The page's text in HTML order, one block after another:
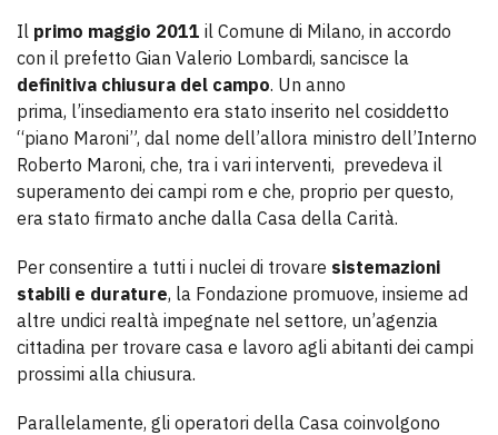
Il primo maggio 2011 il Comune di Milano, in accordo
con il prefetto Gian Valerio Lombardi, sancisce la
definitiva chiusura del campo. Un anno
prima, l’insediamento era stato inserito nel cosiddetto
“piano Maroni”, dal nome dell’allora ministro dell’Interno
Roberto Maroni, che, tra i vari interventi, prevedeva il
superamento dei campi rom e che, proprio per questo,
era stato firmato anche dalla Casa della Carità.
Per consentire a tutti i nuclei di trovare sistemazioni
stabili e durature, la Fondazione promuove, insieme ad
altre undici realtà impegnate nel settore, un’agenzia
cittadina per trovare casa e lavoro agli abitanti dei campi
prossimi alla chiusura.
Parallelamente, gli operatori della Casa coinvolgono